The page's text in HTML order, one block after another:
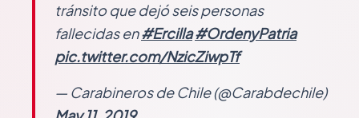
tránsito que dejó seis personas
fallecidas en#Ercilla#OrdenyPatria
pic.twitter.com/NzicZiwpTf
— Carabineros de Chile (@Carabdechile)